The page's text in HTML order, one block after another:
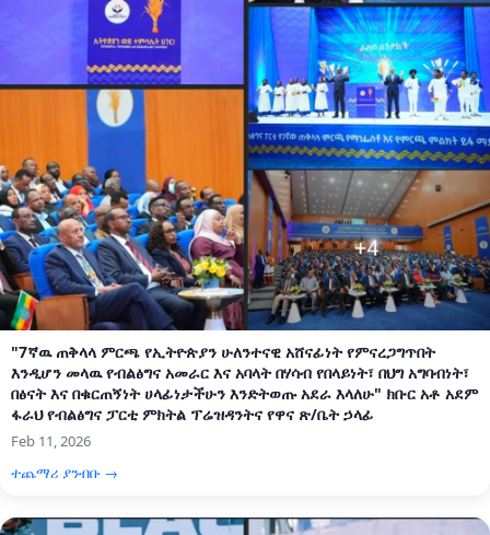
"7ኛዉ ጠቅላላ ምርጫ የኢትዮጵያን ሁለንተናዊ አሸናፊነት የምናረጋግጥበት
እንዲሆን መላዉ የብልፅግና አመራር እና አባላት በሃሳብ የበላይነት፣ በህግ አግባብነት፣
በፅናት እና በቁርጠኝነት ሀላፊነታችሁን እንድትወጡ አደራ እላለሁ" ክቡር አቶ አደም
ፋራህ የብልፅግና ፓርቲ ምክትል ፕሬዝዳንትና የዋና ጽ/ቤት ኃላፊ
Feb 11, 2026
ተጨማሪ ያንብቡ →